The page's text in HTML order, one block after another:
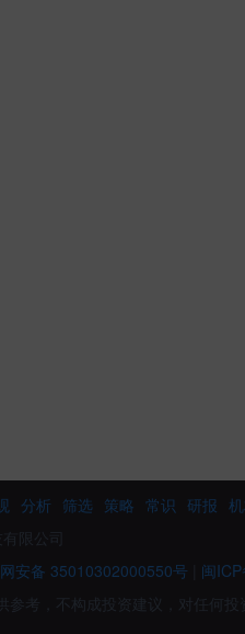
分析 筛选 策略 常识 研报
限公司
安备 35010302000550号
闽
参考，不构成投资建议，对任何